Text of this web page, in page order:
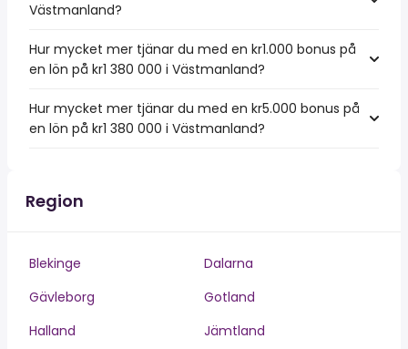
Västmanland?
Hur mycket mer tjänar du med en kr1.000 bonus på
en lön på kr1 380 000 i Västmanland?
Hur mycket mer tjänar du med en kr5.000 bonus på
en lön på kr1 380 000 i Västmanland?
Region
Blekinge
Dalarna
Gävleborg
Gotland
Halland
Jämtland